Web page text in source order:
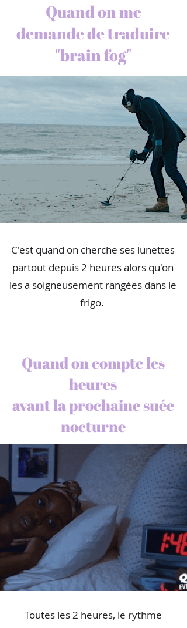
Quand on me
demande de traduire
"brain fog"
C'est quand on cherche ses lunettes
partout depuis 2 heures alors qu'on
les a soigneusement rangées dans le
frigo.
Quand on compte les
heures
avant la prochaine suée
nocturne
Toutes les 2 heures, le rythme